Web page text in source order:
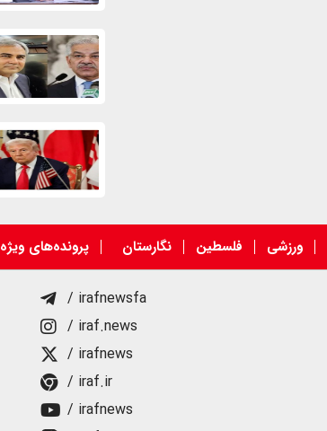
ورزشی فلسطین نگارستان پرونده‌های ویژه
/ irafnewsfa
/ iraf.news
/ irafnews
/ iraf.ir
/ irafnews